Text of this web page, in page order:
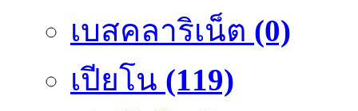
เบสคลาริเน็ต (0)
เปียโน (119)